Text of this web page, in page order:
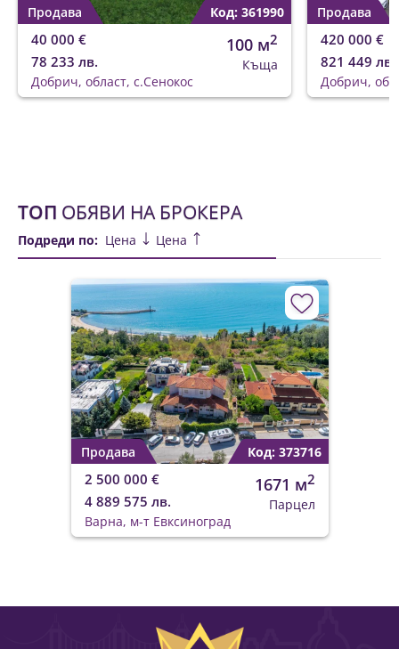
Продава Код: 361990
40 000 €
78 233 лв.
100 м2
Къща
Добрич, област, с.Сенокос
Продава
420 000 €
821 449 лв.
Добрич,
ТОП ОБЯВИ НА БРОКЕРА
Подреди по: Цена Цена
Продава Код: 373716
2 500 000 €
4 889 575 лв.
1671 м2
Парцел
Варна, м-т Евксиноград